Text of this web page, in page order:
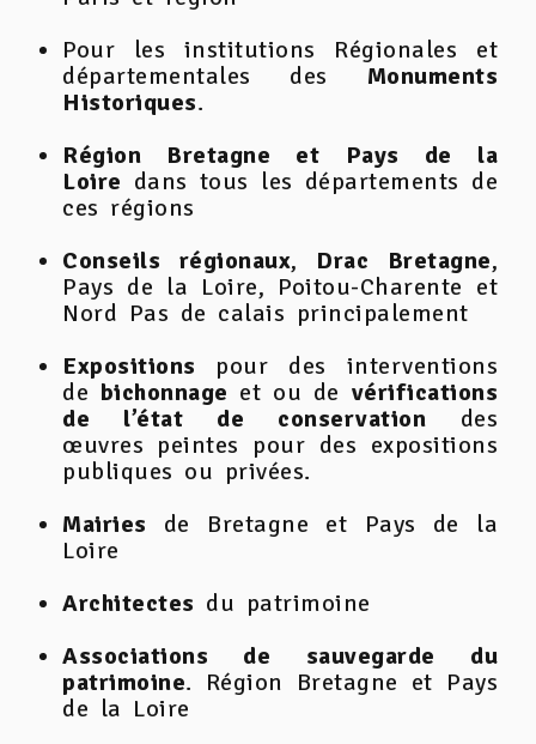
Pour les institutions Régionales et
départementales des Monuments
Historiques.
Région Bretagne et Pays de la
Loire dans tous les départements de
ces régions
Conseils régionaux, Drac Bretagne,
Pays de la Loire, Poitou-Charente et
Nord Pas de calais principalement
Expositions pour des interventions
de bichonnage et ou de vérifications
de l’état de conservation des
œuvres peintes pour des expositions
publiques ou privées.
Mairies de Bretagne et Pays de la
Loire
Architectes du patrimoine
Associations de sauvegarde du
patrimoine. Région Bretagne et Pays
de la Loire